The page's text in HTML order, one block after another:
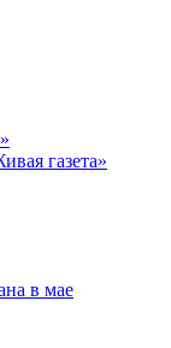
газета»
в мае